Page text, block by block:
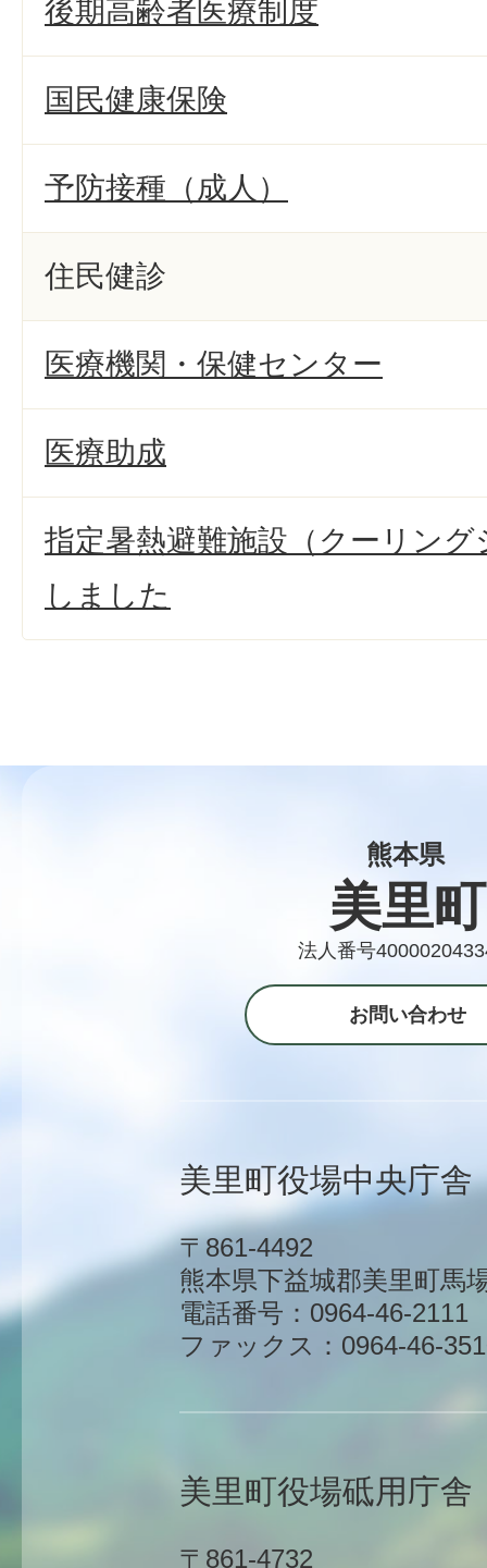
後期高齢者医療制度
国民健康保険
予防接種（成人）
住民健診
医療機関・保健センター
医療助成
指定暑熱避難施設（クーリン
しました
熊本県
美里町
法人番号
お問い合わせ
美里町役場中央庁舎
〒861-4492
熊本県下益城郡美里町馬
電話番号：0964-46-2111
ファックス：0964-46-
美里町役場砥用庁舎
〒861-4732